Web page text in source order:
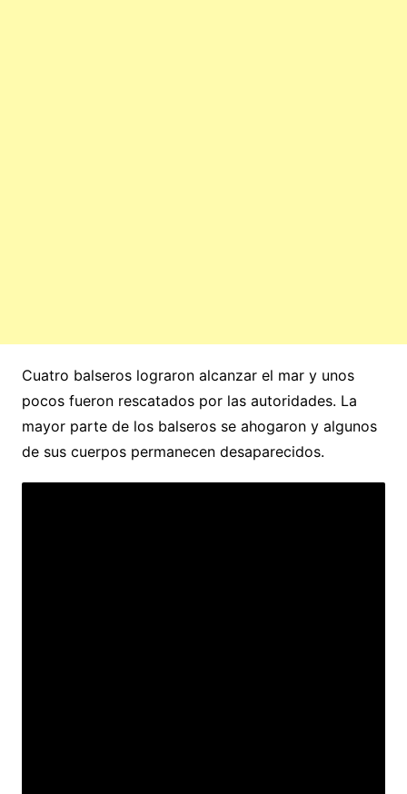
Cuatro balseros lograron alcanzar el mar y unos
pocos fueron rescatados por las autoridades. La
mayor parte de los balseros se ahogaron y algunos
de sus cuerpos permanecen desaparecidos.